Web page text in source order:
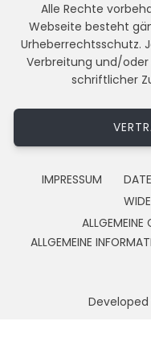
Alle Rechte
Webseite besteht
Urheberrechtsschutz.
Verbreitung und/
schriftlicher
IMPRESSUM
ALLGEMEINE
ALLGEMEINE